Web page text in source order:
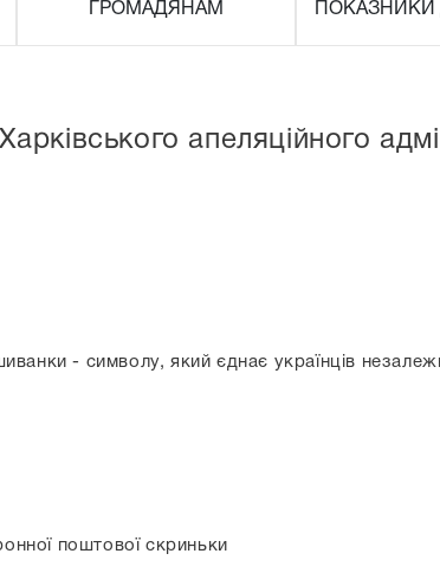
ГРОМАДЯНАМ ПОКАЗНИКИ
апеляційного
- символу, який єднає українців
поштової скриньки